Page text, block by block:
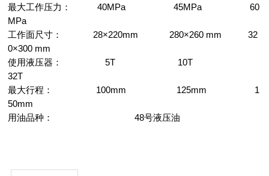
最大工作压力： 40MPa 45MPa 60
MPa
工作面尺寸： 28×220mm 280×260 mm 32
0×300 mm
使用液压器： 5T 10T
32T
最大行程： 100mm 125mm 1
50mm
用油品种： 48号液压油